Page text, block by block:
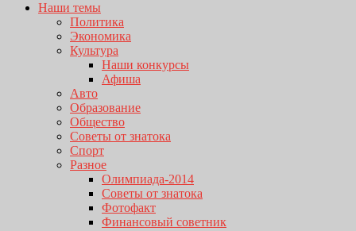
Наши темы
Политика
Экономика
Культура
Наши конкурсы
Афиша
Авто
Образование
Общество
Советы от знатока
Спорт
Разное
Олимпиада-2014
Советы от знатока
Фотофакт
Финансовый советник